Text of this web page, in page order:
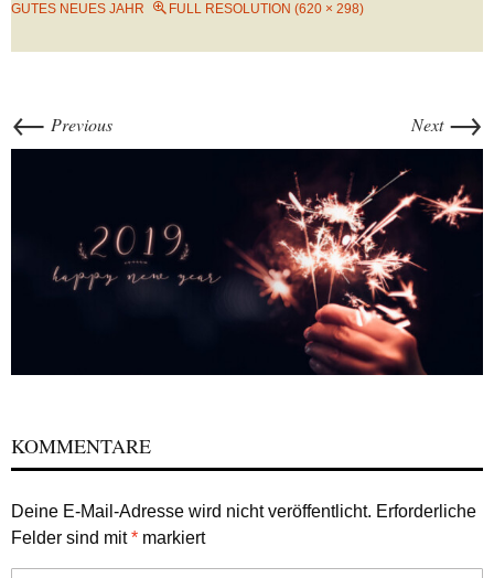
GUTES NEUES JAHR
FULL RESOLUTION (620 × 298)
← Previous Next →
KOMMENTARE
Deine E-Mail-Adresse wird nicht veröffentlicht. Erforderliche
Felder sind mit* markiert